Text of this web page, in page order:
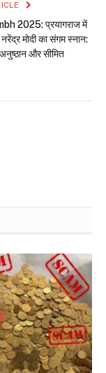
2025: प्रयागराज में
मोदी का संगम स्नान:
और सीमित